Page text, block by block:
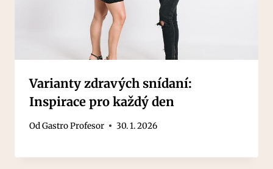
Varianty zdravých snídaní:
Inspirace pro každý den
OdGastro Profesor 30. 1. 2026